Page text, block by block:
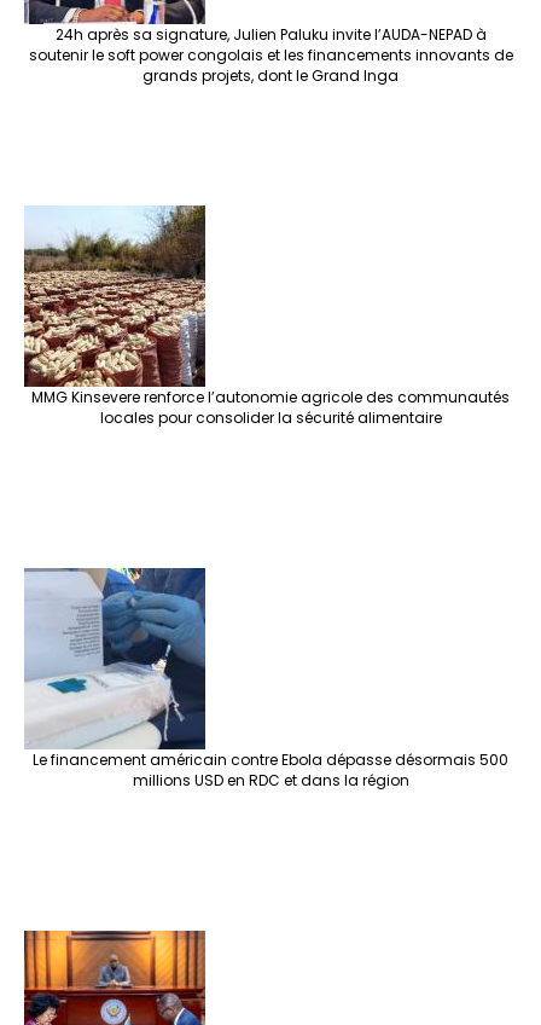
24h après sa signature, Julien Paluku invite l’AUDA-NEPAD à
soutenir le soft power congolais et les financements innovants de
grands projets, dont le Grand Inga
MMG Kinsevere renforce l’autonomie agricole des communautés
locales pour consolider la sécurité alimentaire
Le financement américain contre Ebola dépasse désormais 500
millions USD en RDC et dans la région